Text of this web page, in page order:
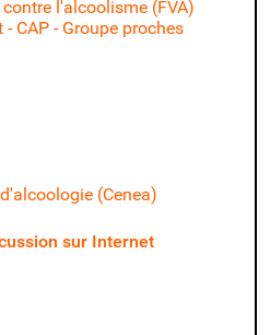
l'alcoolisme (FVA)
CAP - Groupe proches
(Cenea)
sur Internet